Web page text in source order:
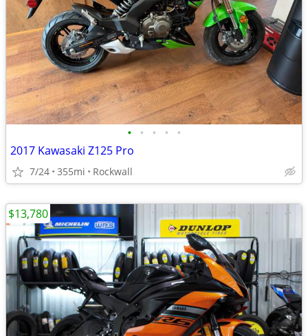
• • • • •
2017 Kawasaki Z125 Pro
7/24 355mi Rockwall
$13,780